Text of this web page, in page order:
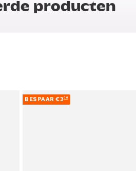
producten
BESPAAR €306